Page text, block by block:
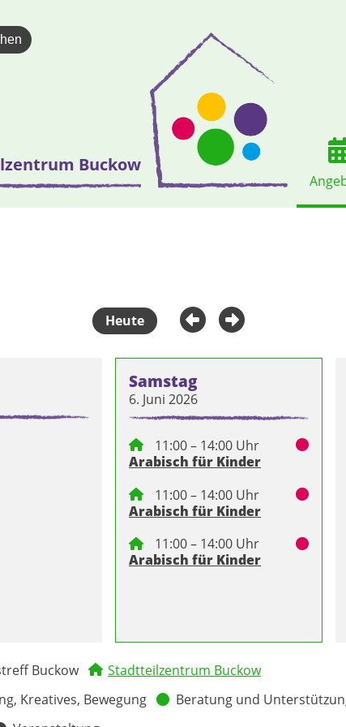
Buckow
Samstag
6. Juni 2026
11:00 – 14:00 Uhr
Arabisch für Kinder
11:00 – 14:00 Uhr
Arabisch für Kinder
11:00 – 14:00 Uhr
Arabisch für Kinder
Buckow
Stadtteilzentrum Buckow
Kreatives, Bewegung Beratung und
Heute